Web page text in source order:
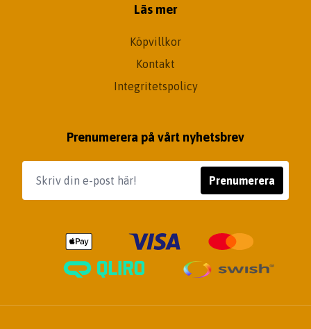
Läs mer
Köpvillkor
Kontakt
Integritetspolicy
Prenumerera på vårt nyhetsbrev
Prenumerera